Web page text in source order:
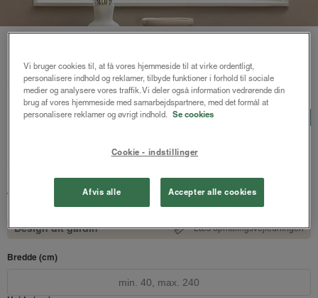
Forside Rullegardiner / Sibba duo rullegardin
Sibba duo rullegardin
fra
Design dit gardin Læs opmålingsvejledningen
Bredde (cm)
Vi bruger cookies til, at få vores hjemmeside til at virke ordentligt,
personalisere indhold og reklamer, tilbyde funktioner i forhold til sociale
medier og analysere vores traffik. Vi deler også information vedrørende din
brug af vores hjemmeside med samarbejdspartnere, med det formål at
personalisere reklamer og øvrigt indhold. Se cookies
Cookie - indstillinger
Afvis alle Accepter alle cookies